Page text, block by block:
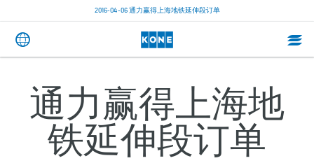
2016-04-06 通力赢得上海地铁延伸段订单
通力赢得上海地
铁延伸段订单